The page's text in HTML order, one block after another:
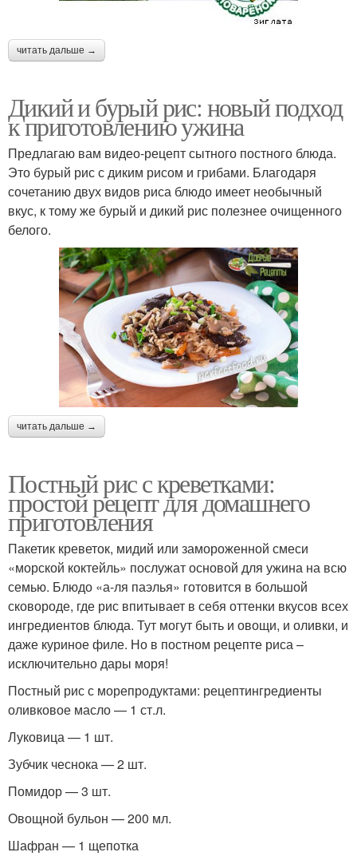
читать дальше →
Дикий и бурый рис: новый подход
к приготовлению ужина
Предлагаю вам видео-рецепт сытного постного блюда.
Это бурый рис с диким рисом и грибами. Благодаря
сочетанию двух видов риса блюдо имеет необычный
вкус, к тому же бурый и дикий рис полезнее очищенного
белого.
читать дальше →
Постный рис с креветками:
простой рецепт для домашнего
приготовления
Пакетик креветок, мидий или замороженной смеси
«морской коктейль» послужат основой для ужина на всю
семью. Блюдо «а-ля паэлья» готовится в большой
сковороде, где рис впитывает в себя оттенки вкусов всех
ингредиентов блюда. Тут могут быть и овощи, и оливки, и
даже куриное филе. Но в постном рецепте риса –
исключительно дары моря!
Постный рис с морепродуктами: рецептингредиенты
оливковое масло — 1 ст.л.
Луковица — 1 шт.
Зубчик чеснока — 2 шт.
Помидор — 3 шт.
Овощной бульон — 200 мл.
Шафран — 1 щепотка